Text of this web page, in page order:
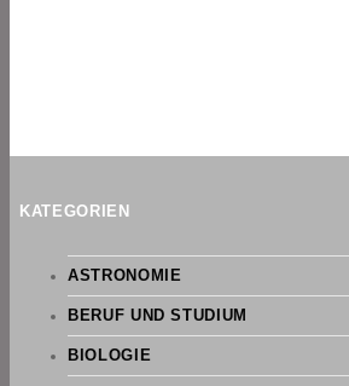
KATEGORIEN
ASTRONOMIE
BERUF UND STUDIUM
BIOLOGIE